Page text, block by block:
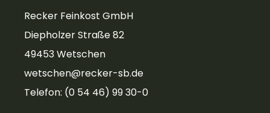
Recker Feinkost GmbH
Diepholzer Straße 82
49453 Wetschen
wetschen@recker-sb.de
Telefon: (0 54 46) 99 30-0